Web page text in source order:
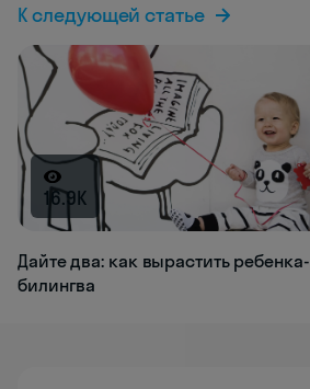
К следующей статье
16.9K
Дайте два: как вырастить ребенка-
билингва